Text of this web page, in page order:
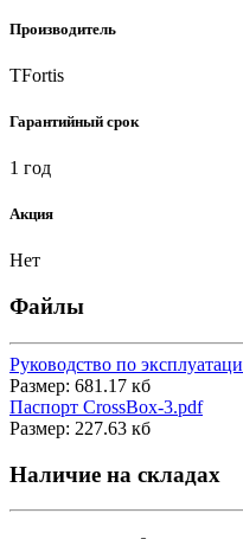
Производитель
TFortis
Гарантийный срок
1 год
Акция
Нет
Файлы
Руководство по
Размер: 681.17 кб
Паспорт CrossBox-3.pdf
Размер: 227.63 кб
Наличие на складах